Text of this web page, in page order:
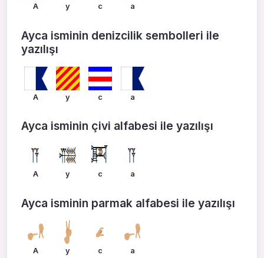
A y c a
Ayca isminin denizcilik sembolleri ile
yazılışı
A y c a
Ayca isminin çivi alfabesi ile yazılışı
A y c a
Ayca isminin parmak alfabesi ile yazılışı
A y c a